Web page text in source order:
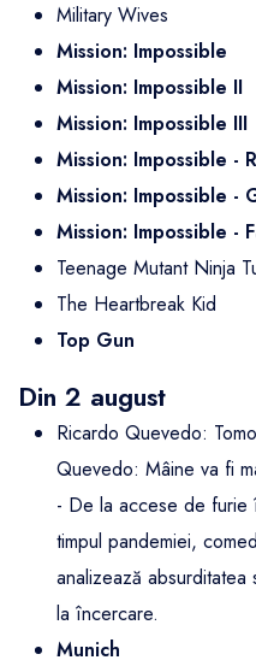
Military Wives
Mission: Impossible
Mission: Impossible II
Mission: Impossible III
Mission: Impossible -
Mission: Impossible -
Mission: Impossible -
Teenage Mutant Ninja
The Heartbreak Kid
Top Gun
Din 2 august
Ricardo Quevedo:
Quevedo: Mâine va fi
- De la accese de
timpul pandemiei,
analizează
la încercare.
Munich